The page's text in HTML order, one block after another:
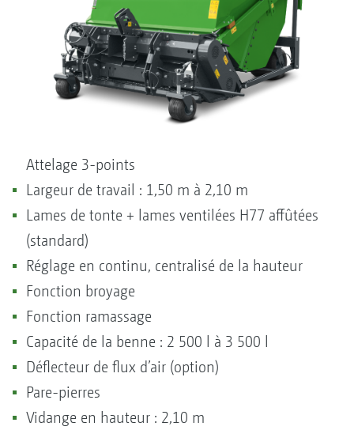
Attelage 3-points
Largeur de travail : 1,50 m à 2,10 m
Lames de tonte + lames ventilées H77 affûtées
(standard)
Réglage en continu, centralisé de la hauteur
Fonction broyage
Fonction ramassage
Capacité de la benne : 2 500 l à 3 500 l
Déflecteur de flux d’air (option)
Pare-pierres
Vidange en hauteur : 2,10 m